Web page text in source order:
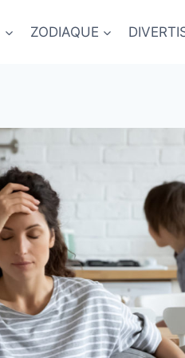
ZODIAQUE